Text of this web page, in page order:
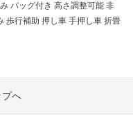
バッグ付き 高さ調整可能 非
歩行補助 押し車 手押し車 折畳
プへ